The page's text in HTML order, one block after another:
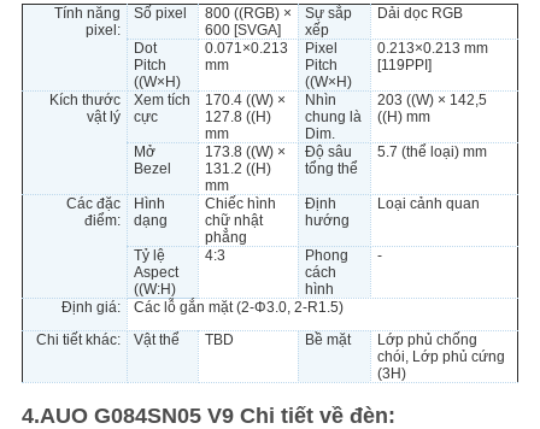
Tính năng
pixel:
Số pixel
800 ((RGB) ×
600 [SVGA]
Sự sắp
xếp
Dải dọc RGB
Dot
Pitch
((W×H)
0.071×0.213
mm
Pixel
Pitch
((W×H)
0.213×0.213 mm
[119PPI]
Kích thước
vật lý
Xem tích
cực
170.4 ((W) ×
127.8 ((H)
mm
Nhìn
chung là
Dim.
203 ((W) × 142,5
((H) mm
Mở
Bezel
173.8 ((W) ×
131.2 ((H)
mm
Độ sâu
tổng thể
5.7 (thể loại) mm
Các đặc
điểm:
Hình
dạng
Chiếc hình
chữ nhật
phẳng
Định
hướng
Loại cảnh quan
Tỷ lệ
Aspect
((W:H)
4:3
Phong
cách
hình
-
Định giá:
Các lỗ gắn mặt (2-Φ3.0, 2-R1.5)
Chi tiết khác:
Vật thể TBD Bề mặt
Lớp phủ chống
chói, Lớp phủ cứng
(3H)
4.AUO G084SN05 V9 Chi tiết về đèn: